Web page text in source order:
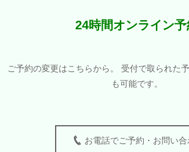
24時間オンライン予
ご予約の変更はこちらから。 受付で取られた
も可能です。
お電話でご予約・お問い合